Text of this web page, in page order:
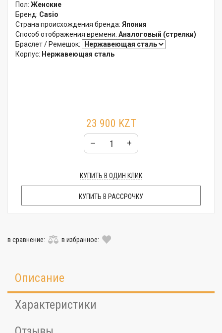
Пол: Женские
Бренд: Casio
Страна происхождения бренда: Япония
Способ отображения времени: Аналоговый (стрелки)
Браслет / Ремешок:
Корпус: Нержавеющая сталь
23 900 KZT
– +
КУПИТЬ В ОДИН КЛИК
КУПИТЬ В РАССРОЧКУ
в сравнение: в избранное:
Описание
Характеристики